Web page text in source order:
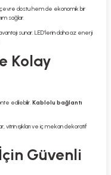
dostu hem de ekonomik bir
sağlar.
sunar. LED’lerin daha az enerji
Kolay
edilebilir. Kablolu bağlantı
vitrin ışıkları ve iç mekan dekoratif
Güvenli